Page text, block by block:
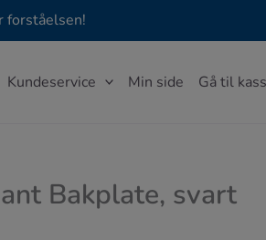
forståelsen!
Kundeservice Min side Gå til
Bakplate, svart